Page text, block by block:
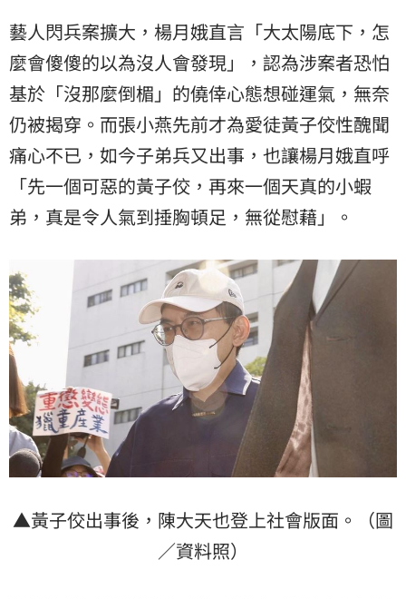
藝人閃兵案擴大，楊月娥直言「大太陽底下，怎
麼會傻傻的以為沒人會發現」，認為涉案者恐怕
基於「沒那麼倒楣」的僥倖心態想碰運氣，無奈
仍被揭穿。而張小燕先前才為愛徒黃子佼性醜聞
痛心不已，如今子弟兵又出事，也讓楊月娥直呼
「先一個可惡的黃子佼，再來一個天真的小蝦
弟，真是令人氣到捶胸頓足，無從慰藉」。
▲黃子佼出事後，陳大天也登上社會版面。（圖
／資料照）